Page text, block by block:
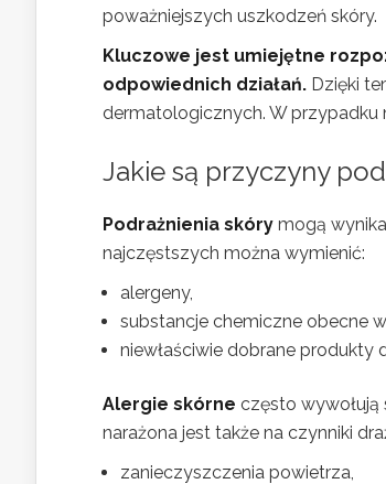
poważniejszych uszkodzeń skóry.
Kluczowe jest umiejętne
odpowiednich działań. Dzięki
dermatologicznych. W przypadku
Jakie są przyczyny
Podrażnienia skóry mogą
najczęstszych można wymienić:
alergeny,
substancje chemiczne obecne
niewłaściwie dobrane produkty
Alergie skórne często wywołują
narażona jest także na czynniki
zanieczyszczenia powietrza,